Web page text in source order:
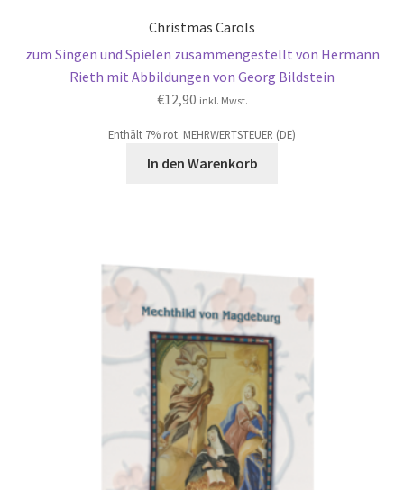
Christmas Carols
zum Singen und Spielen zusammengestellt von Hermann
Rieth mit Abbildungen von Georg Bildstein
€12,90 inkl. Mwst.
Enthält 7% rot. MEHRWERTSTEUER (DE)
In den Warenkorb